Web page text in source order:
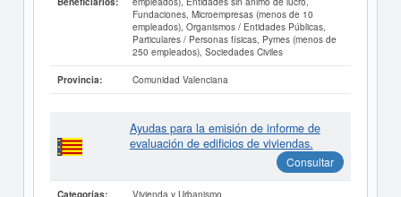
Fundaciones, Microempresas (menos de 10
empleados), Organismos / Entidades Públicas,
Particulares / Personas físicas, Pymes (menos de
250 empleados), Sociedades Civiles
Provincia: Comunidad Valenciana
Ayudas para la emisión de informe de
evaluación de edificios de viviendas.
Consultar
Categorías: Vivienda y Urbanismo